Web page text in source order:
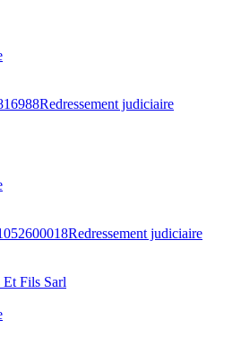
Redressement judiciaire
Redressement judiciaire
Et Fils Sarl